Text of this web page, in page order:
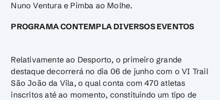
Nuno Ventura e Pimba ao Molhe.
PROGRAMA CONTEMPLA DIVERSOS EVENTOS
Relativamente ao Desporto, o primeiro grande
destaque decorrerá no dia 06 de junho com o VI Trail
São João da Vila, o qual conta com 470 atletas
inscritos até ao momento, constituindo um tipo de